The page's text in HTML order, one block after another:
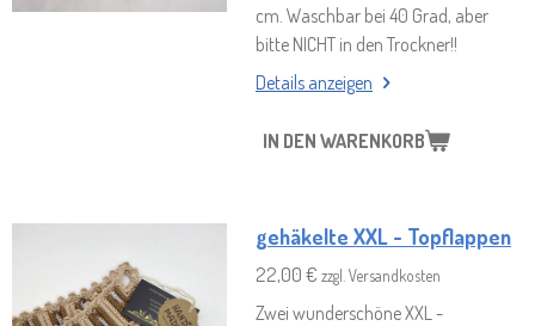
cm. Waschbar bei 40 Grad, aber
bitte NICHT in den Trockner!!
Details anzeigen
IN DEN WARENKORB
gehäkelte XXL - Topflappen
22,00 € zzgl. Versandkosten
Zwei wunderschöne XXL -